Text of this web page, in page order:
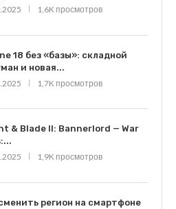
1,6K просмотров
18 без «базы»: складной
и новая...
1,7K просмотров
& Blade II: Bannerlord — War
1,9K просмотров
регион на смартфоне